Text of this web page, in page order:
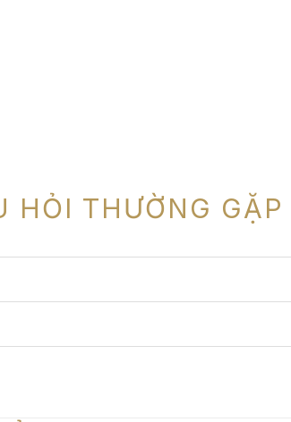
HỎI THƯỜNG GẶP